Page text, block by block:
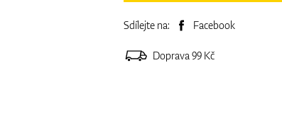
Sdílejte na: Facebook
Doprava 99 Kč